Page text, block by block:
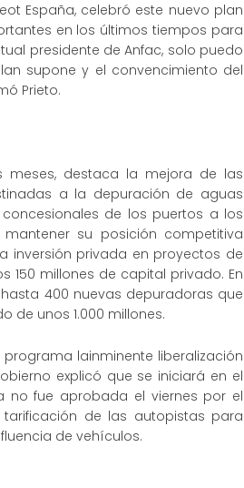
España, celebró este nuevo plan
en los últimos tiempos para
presidente de Anfac, solo puedo
supone y el convencimiento del
Prieto.
meses, destaca la mejora de las
a la depuración de aguas
de los puertos a los
su posición competitiva
inversión privada en proyectos de
150 millones de capital privado. En
400 nuevas depuradoras que
de unos 1.000 millones.
lainminente liberalización
explicó que se iniciará en el
no fue aprobada el viernes por el
de las autopistas para
de vehículos.